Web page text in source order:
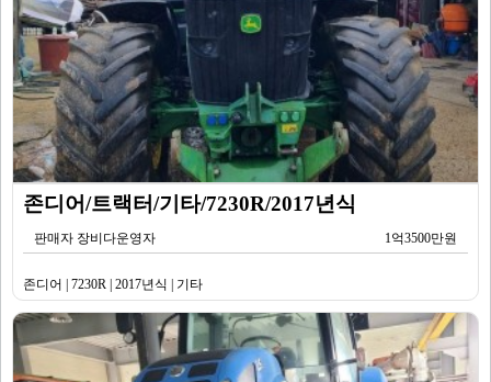
존디어/트랙터/기타/7230R/2017년식
판매자 장비다운영자 1억3500만원
존디어 | 7230R | 2017년식 | 기타